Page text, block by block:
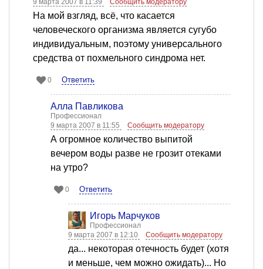
9 марта 2007 в 11:39
Сообщить модератору
На мой взгляд, всё, что касается
человеческого организма является сугубо
индивидуальным, поэтому универсального
средства от похмельного синдрома нет.
0 Ответить
Алла Павликова
Профессионал
9 марта 2007 в 11:55
Сообщить модератору
А огромное количество выпитой
вечером воды разве не грозит отеками
на утро?
0 Ответить
Игорь Марчуков
Профессионал
9 марта 2007 в 12:10
Сообщить модератору
да... некоторая отечность будет (хотя
и меньше, чем можно ожидать)... Но